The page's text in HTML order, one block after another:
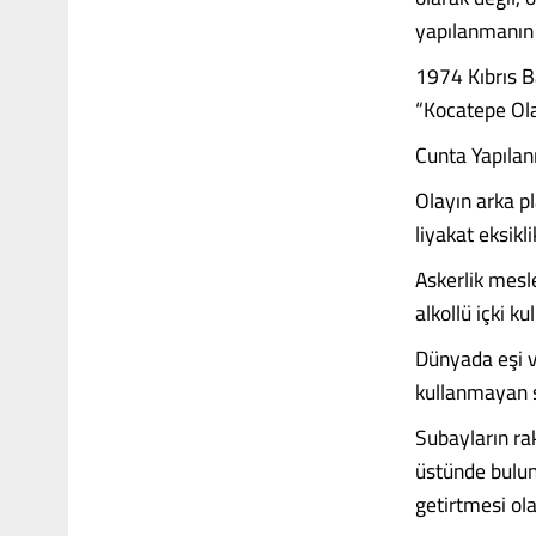
1974 Kıbrıs
“Kocatepe
Cunta
Olayın arka
liyakat
Askerlik
alkollü içki
Dünyada eşi
kullanmayan
Subayların
üstünde
getirtmesi